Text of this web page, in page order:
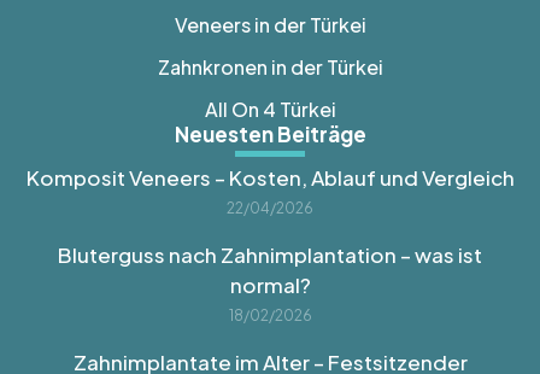
Veneers in der Türkei
Zahnkronen in der Türkei
All On 4 Türkei
Neuesten Beiträge
Komposit Veneers – Kosten, Ablauf und Vergleich
22/04/2026
Bluterguss nach Zahnimplantation – was ist
normal?
18/02/2026
Zahnimplantate im Alter – Festsitzender